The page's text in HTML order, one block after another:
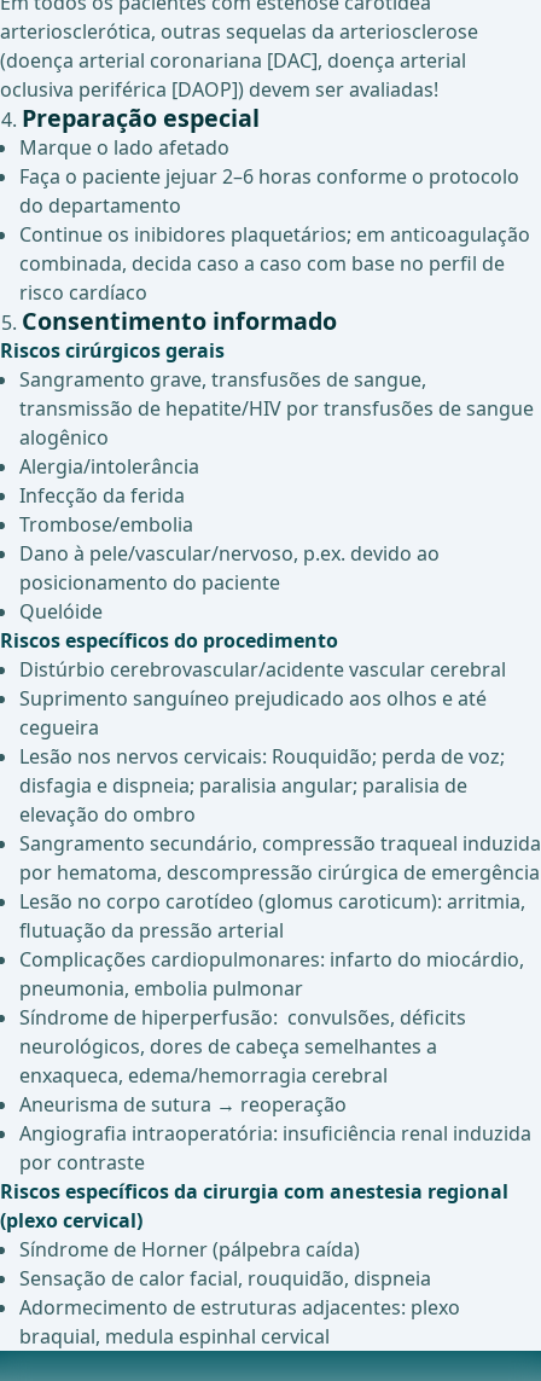
arteriosclerótica, outras sequelas da arteriosclerose
(doença arterial coronariana [DAC], doença arterial
oclusiva periférica [DAOP]) devem ser avaliadas!
Preparação especial
Marque o lado afetado
Faça o paciente jejuar 2–6 horas conforme o protocolo
do departamento
Continue os inibidores plaquetários; em anticoagulação
combinada, decida caso a caso com base no perfil de
risco cardíaco
Consentimento informado
Riscos cirúrgicos gerais
Sangramento grave, transfusões de sangue,
transmissão de hepatite/HIV por transfusões de sangue
alogênico
Alergia/intolerância
Infecção da ferida
Trombose/embolia
Dano à pele/vascular/nervoso, p.ex. devido ao
posicionamento do paciente
Quelóide
Riscos específicos do procedimento
Distúrbio cerebrovascular/acidente vascular cerebral
Suprimento sanguíneo prejudicado aos olhos e até
cegueira
Lesão nos nervos cervicais: Rouquidão; perda de voz;
disfagia e dispneia; paralisia angular; paralisia de
elevação do ombro
Sangramento secundário, compressão traqueal induzida
por hematoma, descompressão cirúrgica de emergência
Lesão no corpo carotídeo (glomus caroticum): arritmia,
flutuação da pressão arterial
Complicações cardiopulmonares: infarto do miocárdio,
pneumonia, embolia pulmonar
Síndrome de hiperperfusão: convulsões, déficits
neurológicos, dores de cabeça semelhantes a
enxaqueca, edema/hemorragia cerebral
Aneurisma de sutura → reoperação
Angiografia intraoperatória: insuficiência renal induzida
por contraste
Riscos específicos da cirurgia com anestesia regional
(plexo cervical)
Síndrome de Horner (pálpebra caída)
Sensação de calor facial, rouquidão, dispneia
Adormecimento de estruturas adjacentes: plexo
braquial, medula espinhal cervical
Anestesia